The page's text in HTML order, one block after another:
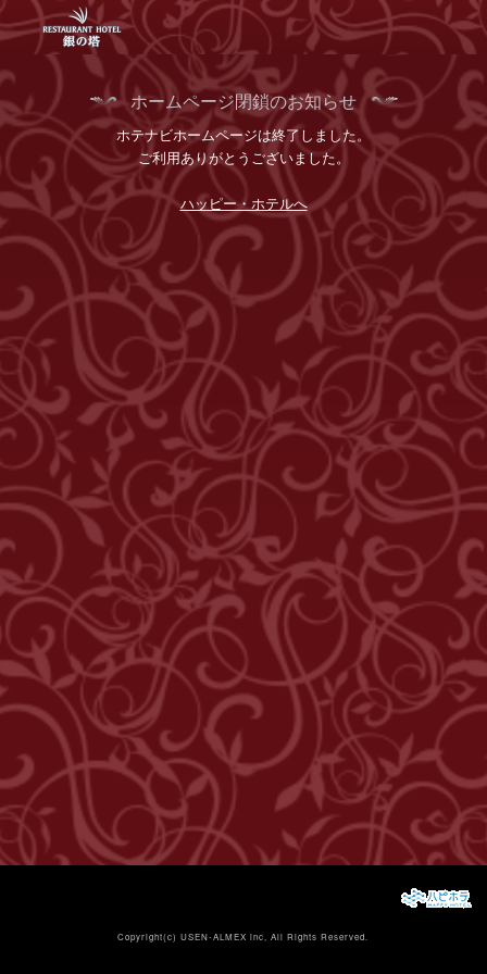
ホームページ閉鎖のお知らせ
ホテナビホームページは終了しました。
ご利用ありがとうございました。
ハッピー・ホテルへ
Copyright(c)USEN-ALMEX inc, All Rights Reserved.